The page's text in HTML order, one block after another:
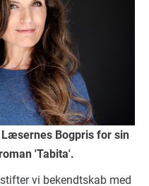
Bogpris for sin
'Tabita'.
stifter vi bekendtskab med